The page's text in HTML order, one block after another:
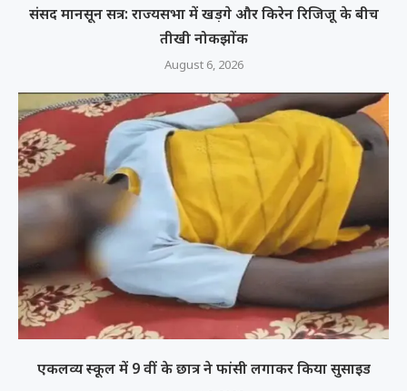
संसद मानसून सत्र: राज्यसभा में खड़गे और किरेन रिजिजू के बीच
तीखी नोकझोंक
August 6, 2026
एकलव्य स्कूल में 9 वीं के छात्र ने फांसी लगाकर किया सुसाइड